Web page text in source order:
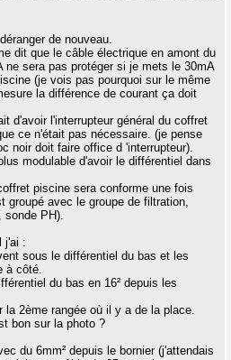
de nouveau.
dit que le câble électrique en amont du
ne sera pas protéger si je mets le 30mA
(je vois pas pourquoi sur le même
la différence de courant ça doit
d'avoir l'interrupteur général du coffret
ce n'était pas nécessaire. (je pense
noir doit faire office d 'interrupteur).
modulable d'avoir le différentiel dans
piscine sera conforme une fois
groupé avec le groupe de filtration,
PH).
j'ai :
sous le différentiel du bas et les
à côté.
du bas en 16² depuis les
2ème rangée où il y a de la place.
bon sur la photo ?
du 6mm² depuis le bornier (j'attendais